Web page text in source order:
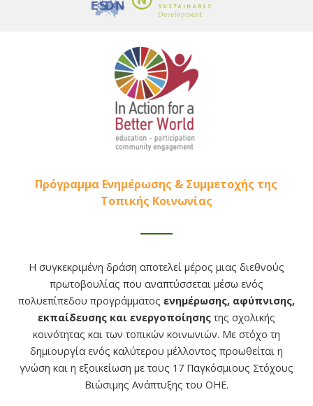
Πρόγραμμα Ενημέρωσης & Συμμετοχής της
Τοπικής Κοινωνίας
Η συγκεκριμένη δράση αποτελεί μέρος μιας διεθνούς
πρωτοβουλίας που αναπτύσσεται μέσω ενός
πολυεπίπεδου προγράμματος ενημέρωσης, αφύπνισης,
εκπαίδευσης και ενεργοποίησηςτης σχολικής
κοινότητας και των τοπικών κοινωνιών. Με στόχο τη
δημιουργία ενός καλύτερου μέλλοντος προωθείται η
γνώση και η εξοικείωση με τους 17 Παγκόσμιους Στόχους
Βιώσιμης Ανάπτυξης του ΟΗΕ.